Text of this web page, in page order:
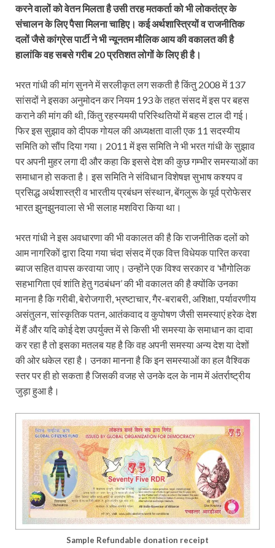
करने वालों को वेतन मिलता है उसी तरह मतकर्ता को भी लोकतंत्र के
संचालन के लिए पैसा मिलना चाहिए। कई अर्थशास्त्रियों व राजनीतिक
दलों जैसे कांग्रेस पार्टी ने भी न्यूनतम मौलिक आय की वकालत की है
हालांकि वह सबसे गरीब 20 प्रतिशत लोगों के लिए ही है।
भरत गांधी की मांग सुनने में सरलीकृत लग सकती है किंतु 2008 में 137
सांसदों ने इसका अनुमोदन कर नियम 193 के तहत संसद में इस पर बहस
कराने की मांग की थी, किंतु रहस्यमयी परिस्थितियों में बहस टाल दी गई।
फिर इस सुझाव को दीपक गोयल की अध्यक्षता वाली एक 11 सदस्यीय
समिति को सौंप दिया गया। 2011 में इस समिति ने भी भरत गांधी के सुझाव
पर अपनी मुहर लगा दी और कहा कि इससे देश की कुछ गम्भीर समस्याओं का
समाधान हो सकता है। इस समिति ने संविधान विशेषज्ञ सुभाष कश्यप व
प्रसिद्ध अर्थशास्त्री व भारतीय प्रबंधन संस्थान, बेंगलुरू के पूर्व प्रोफेसर
भारत झुनझुनवाला से भी सलाह मशविरा किया था।
भरत गांधी ने इस अवधारणा की भी वकालत की है कि राजनीतिक दलों को
आम नागरिकों द्वारा दिया गया चंदा संसद में एक वित्त विधेयक पारित करवा
ब्याज सहित वापस करवाया जाए। उन्होंने एक विश्व सरकार व ’भौगोलिक
सहभागिता एवं शांति हेतु गठबंधन’ की भी वकालत की है क्योंकि उनका
मानना है कि गरीबी, बेरोजगारी, भ्रष्टाचार, गैर-बराबरी, अशिक्षा, पर्यावरणीय
असंतुलन, सांस्कृतिक पतन, आतंकवाद व कुपोषण जैसी समस्याएं हरेक देश
में हैं और यदि कोई देश उपर्युक्त में से किसी भी समस्या के समाधान का दावा
कर रहा है तो इसका मतलब यह है कि वह अपनी समस्या अन्य देश या देशों
की ओर धकेल रहा है। उनका मानना है कि इन समस्याओं का हल वैश्विक
स्तर पर ही हो सकता है जिसकी वजह से उनके दल के नाम में अंतर्राष्ट्रीय
जुड़ा हुआ है।
Sample Refundable donation receipt